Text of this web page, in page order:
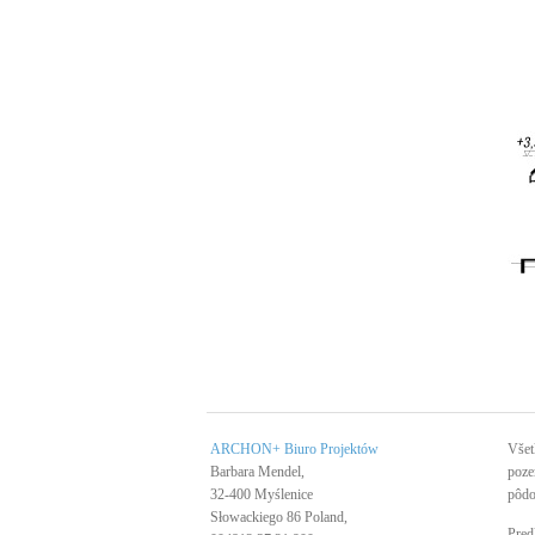
ARCHON+ Biuro Projektów
Barbara Mendel,
32-400 Myślenice
Słowackiego 86 Poland,